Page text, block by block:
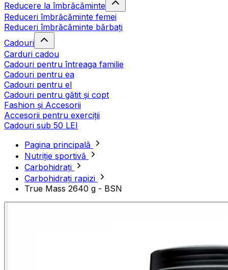
Reducere la îmbrăcăminte
Reduceri îmbrăcăminte femei
Reduceri îmbrăcăminte bărbați
Cadouri
Carduri cadou
Cadouri pentru întreaga familie
Cadouri pentru ea
Cadouri pentru el
Cadouri pentru gătit și copt
Fashion și Accesorii
Accesorii pentru exerciții
Cadouri sub 50 LEI
Pagina principală
Nutriție sportivă
Carbohidrați
Carbohidrați rapizi
True Mass 2640 g - BSN